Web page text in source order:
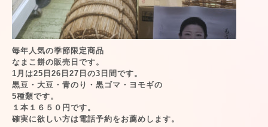
毎年人気の季節限定商品
なまこ餅の販売日です。
1月は25日26日27日の3日間です。
黒豆・大豆・青のり・黒ゴマ・ヨモギの
5種類です。
１本１６５０円です。
確実に欲しい方は電話予約をお薦めします。